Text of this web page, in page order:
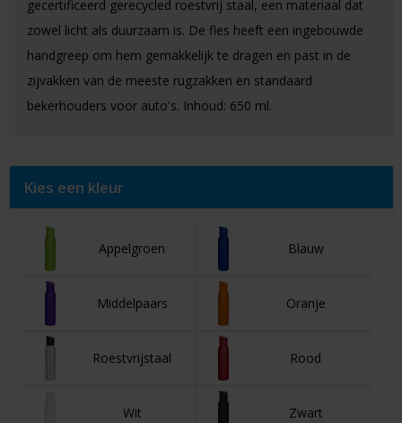
gecertificeerd gerecycled roestvrij staal, een materiaal dat
zowel licht als duurzaam is. De fles heeft een ingebouwde
handgreep om hem gemakkelijk te dragen en past in de
zijvakken van de meeste rugzakken en standaard
bekerhouders voor auto's. Inhoud: 650 ml.
Kies een kleur
Appelgroen Blauw
Middelpaars Oranje
Roestvrijstaal Rood
Wit Zwart